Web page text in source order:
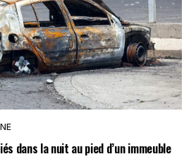
dans la nuit au pied d’un immeuble